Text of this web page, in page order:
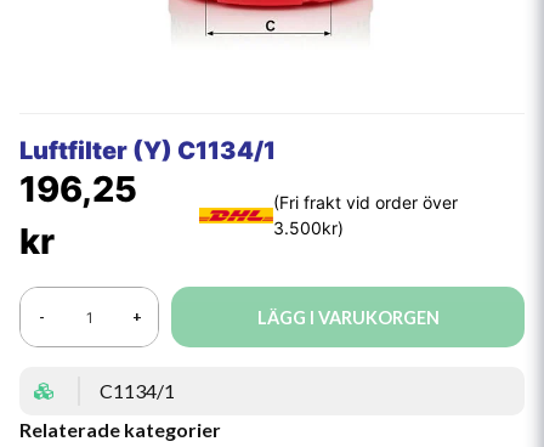
Luftfilter (Y) C1134/1
196,25
kr
- + LÄGG I VARUKORGEN
C1134/1
Relaterade kategorier